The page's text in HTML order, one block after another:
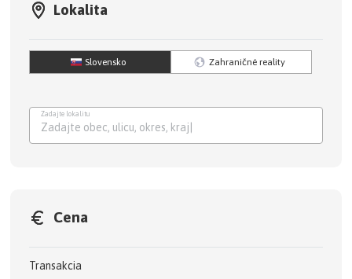
Lokalita
Slovensko Zahraničné reality
Zadajte obec, ulicu, okres,
Zadajte lokalitu
Cena
Transakcia